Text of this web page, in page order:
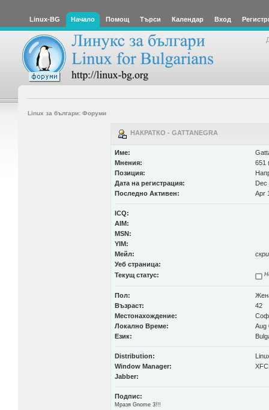
Linux-BG Начало Помощ Търси Календар Вход
Linux за българи: Форуми
НАКРАТКО - GATTANEGRA
Име:
Мнения:
651
Позиция:
Дата на регистрация:
Dec
Последно Активен:
Apr
ICQ:
AIM:
MSN:
YIM:
Мейл:
Уеб страница:
Текущ статус:
Пол:
Възраст:
42
Местонахождение:
Локално Време:
Aug
Език:
Distribution:
Window Manager:
Jabber:
Подпис:
Мразя Gnome 3!!!